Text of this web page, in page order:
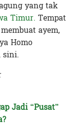
yang tak
Timur. Tempat
ayem,
Homo
sini.
Jadi “Pusat”